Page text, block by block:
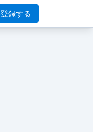
登録する